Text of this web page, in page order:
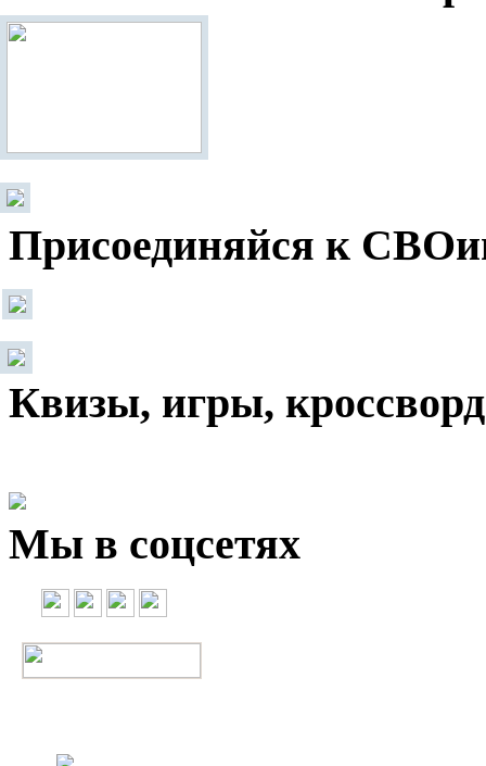
Присоединяйся к
Квизы, игры,
Мы в соцсетях